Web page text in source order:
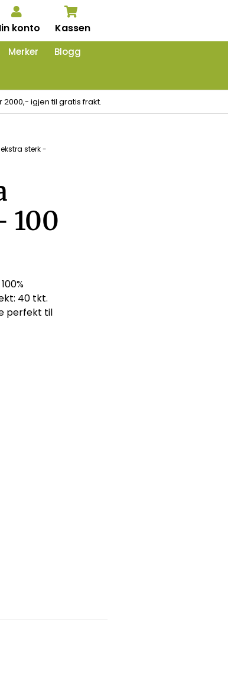
konto Kassen
Merker Blogg
2000,- igjen til gratis frakt.
sterk -
100
40 tkt.
perfekt til